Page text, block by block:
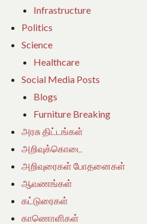
Infrastructure
Politics
Science
Healthcare
Social Media Posts
Blogs
Furniture Breaking
அரசு திட்டங்கள்
அறிவுக்கொடை
அறிவுரைகள் போதனைகள்
ஆவணங்கள்
கட்டுரைகள்
காணொளிகள்